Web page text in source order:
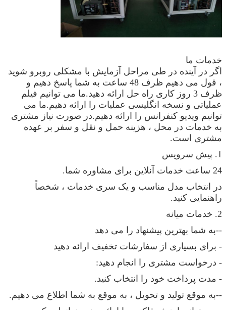
خدمات ما
اگر در آینده در طی مراحل آزمایش با مشکلی روبرو شوید
، قول می دهیم ظرف 48 ساعت به شما پاسخ دهیم و
ظرف 3 روز کاری راه حل ارائه دهید.ما می توانیم فیلم
عملیاتی و نسخه انگلیسی عملیات را ارائه دهیم.ما می
توانیم ویدیو کنفرانس را ارائه دهیم.در صورت نیاز مشتری
به خدمات در محل ، هزینه حمل و نقل و سفر بر عهده
مشتری است.
1. پیش سرویس
24 ساعت خدمات آنلاین برای مشاوره شما.
در انتخاب مدل مناسب و یک سری خدمات ، شخصاً
راهنمایی کنید.
2. خدمات میانه
--به شما بهترین پیشنهاد را می دهد
- برای بسیاری از سفارشات تخفیف ارائه دهید
- درخواست مشتری را انجام دهید:
- مدت پرداخت خود را انتخاب کنید.
--به موقع تولید و تحویل ، به موقع به شما اطلاع می دهیم.